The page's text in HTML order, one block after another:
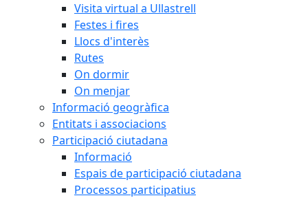
Visita virtual a Ullastrell
Festes i fires
Llocs d'interès
Rutes
On dormir
On menjar
Informació geogràfica
Entitats i associacions
Participació ciutadana
Informació
Espais de participació ciutadana
Processos participatius